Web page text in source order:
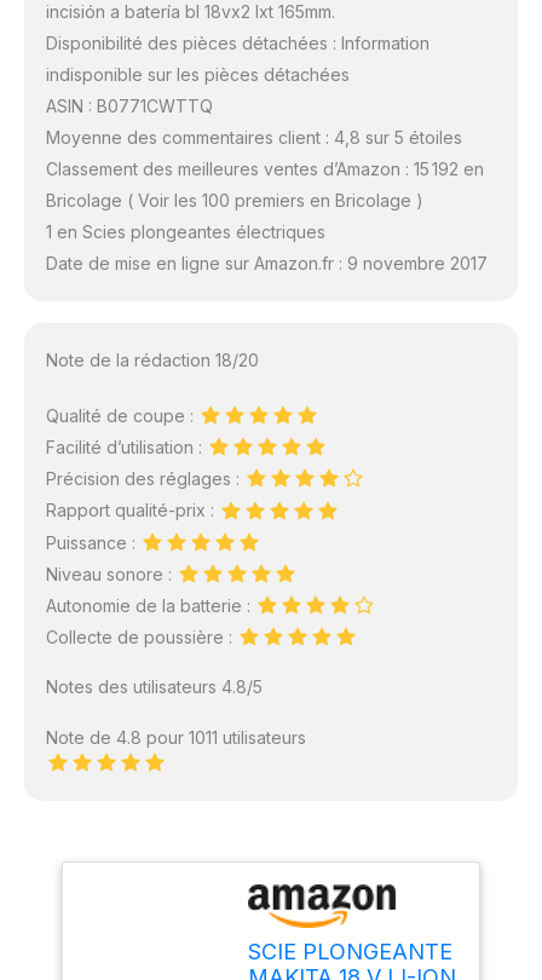
incisión a batería bl 18vx2 lxt 165mm.
Disponibilité des pièces détachées : Information
indisponible sur les pièces détachées
ASIN : B0771CWTTQ
Moyenne des commentaires client : 4,8 sur 5 étoiles
Classement des meilleures ventes d’Amazon : 15 192 en
Bricolage ( Voir les 100 premiers en Bricolage )
1 en Scies plongeantes électriques
Date de mise en ligne sur Amazon.fr : 9 novembre 2017
Note de la rédaction 18/20
Qualité de coupe :
Facilité d’utilisation :
Précision des réglages :
Rapport qualité-prix :
Puissance :
Niveau sonore :
Autonomie de la batterie :
Collecte de poussière :
Notes des utilisateurs 4.8/5
Note de 4.8 pour 1011 utilisateurs
SCIE PLONGEANTE